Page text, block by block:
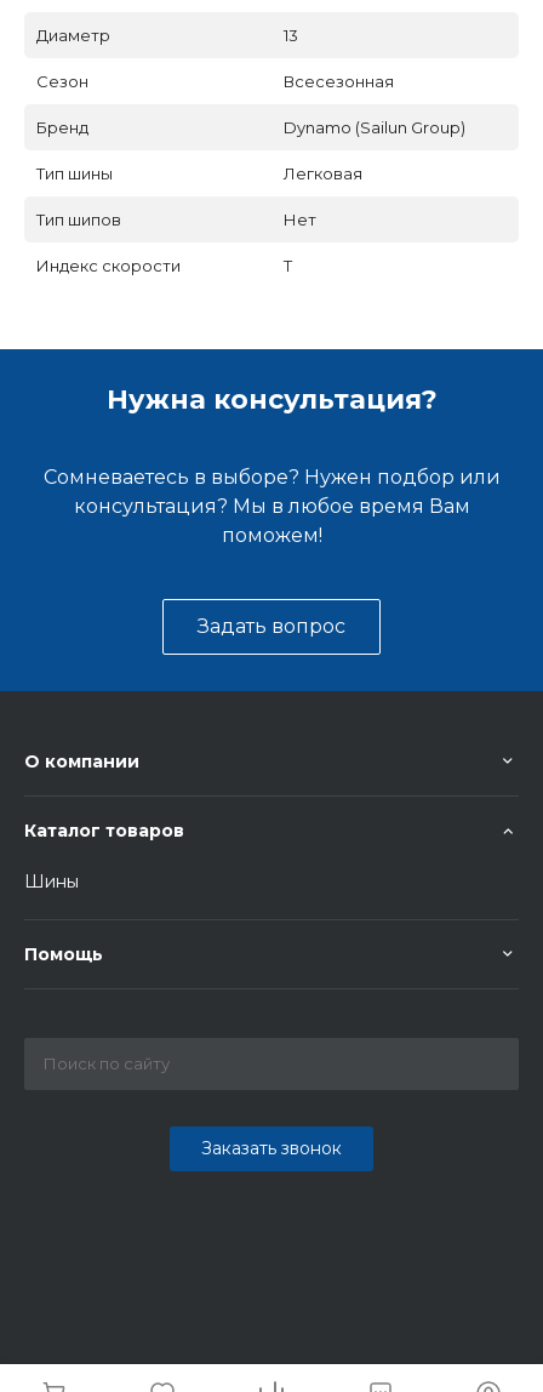
Диаметр 13
Сезон Всесезонная
Бренд Dynamo (Sailun Group)
Тип шины Легковая
Тип шипов Нет
Индекс скорости T
Нужна консультация?
Сомневаетесь в выборе? Нужен подбор или
консультация? Мы в любое время Вам
поможем!
Задать вопрос
О компании
Каталог товаров
Шины
Помощь
Заказать звонок
© 2026 ИП Тетерев А.Г. Все права защищены